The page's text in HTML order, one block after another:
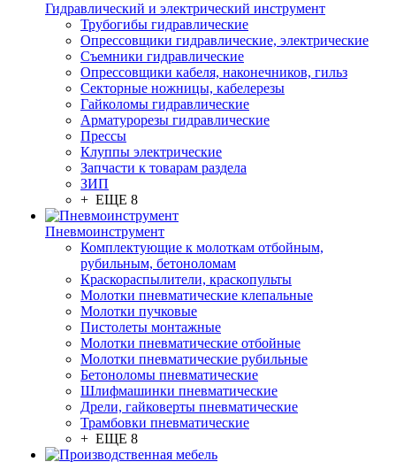
Гидравлический и электрический инструмент
Трубогибы гидравлические
Опрессовщики гидравлические, электрические
Съемники гидравлические
Опрессовщики кабеля, наконечников, гильз
Секторные ножницы, кабелерезы
Гайколомы гидравлические
Арматурорезы гидравлические
Прессы
Клуппы электрические
Запчасти к товарам раздела
ЗИП
+ ЕЩЕ 8
Пневмоинструмент
Комплектующие к молоткам отбойным,
рубильным, бетоноломам
Краскораспылители, краскопульты
Молотки пневматические клепальные
Молотки пучковые
Пистолеты монтажные
Молотки пневматические отбойные
Молотки пневматические рубильные
Бетоноломы пневматические
Шлифмашинки пневматические
Дрели, гайковерты пневматические
Трамбовки пневматические
+ ЕЩЕ 8